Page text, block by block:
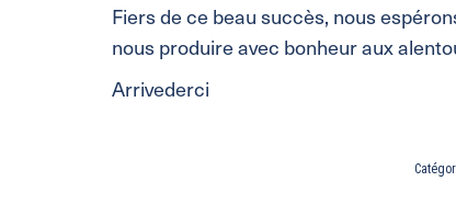
Fiers de ce beau succès, nous
nous produire avec bonheur aux
Arrivederci